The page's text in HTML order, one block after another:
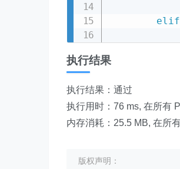
elif
执行结果
执行结果：通过
执行用时：76 ms, 在所有
内存消耗：25.5 MB, 在所
版权声明：